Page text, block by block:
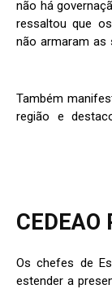
não há
ressaltou que
não armaram as
Também
região e
CEDEAO
Os chefes de
estender a